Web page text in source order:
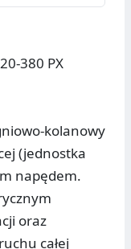
380 PX
kolanowy
(jednostka
napędem.
oraz
całej